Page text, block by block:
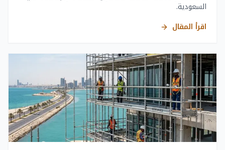
السعودية.
اقرأ المقال